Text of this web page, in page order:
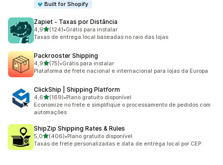
Built for Shopify
Zapiet ‑ Taxas por Distância
4,9de 5 estrelas
(124)
124 avaliações ao todo
•Grátis para instalar
Taxas de entrega local baseadas no raio das lojas
Packrooster Shipping
4,9de 5 estrelas
(75)
75 avaliações ao todo
•Grátis para instalar
Plataforma de frete nacional e internacional para lojas da Europa
ClickShip | Shipping Platform
4,6de 5 estrelas
(169)
169 avaliações ao todo
•Plano gratuito disponível
Economize no frete e simplifique o processamento de pedidos com
automações
ShipZip Shipping Rates & Rules
5,0de 5 estrelas
(406)
406 avaliações ao todo
•Plano gratuito disponível
Taxas de frete personalizadas e data de entrega local por CEP.